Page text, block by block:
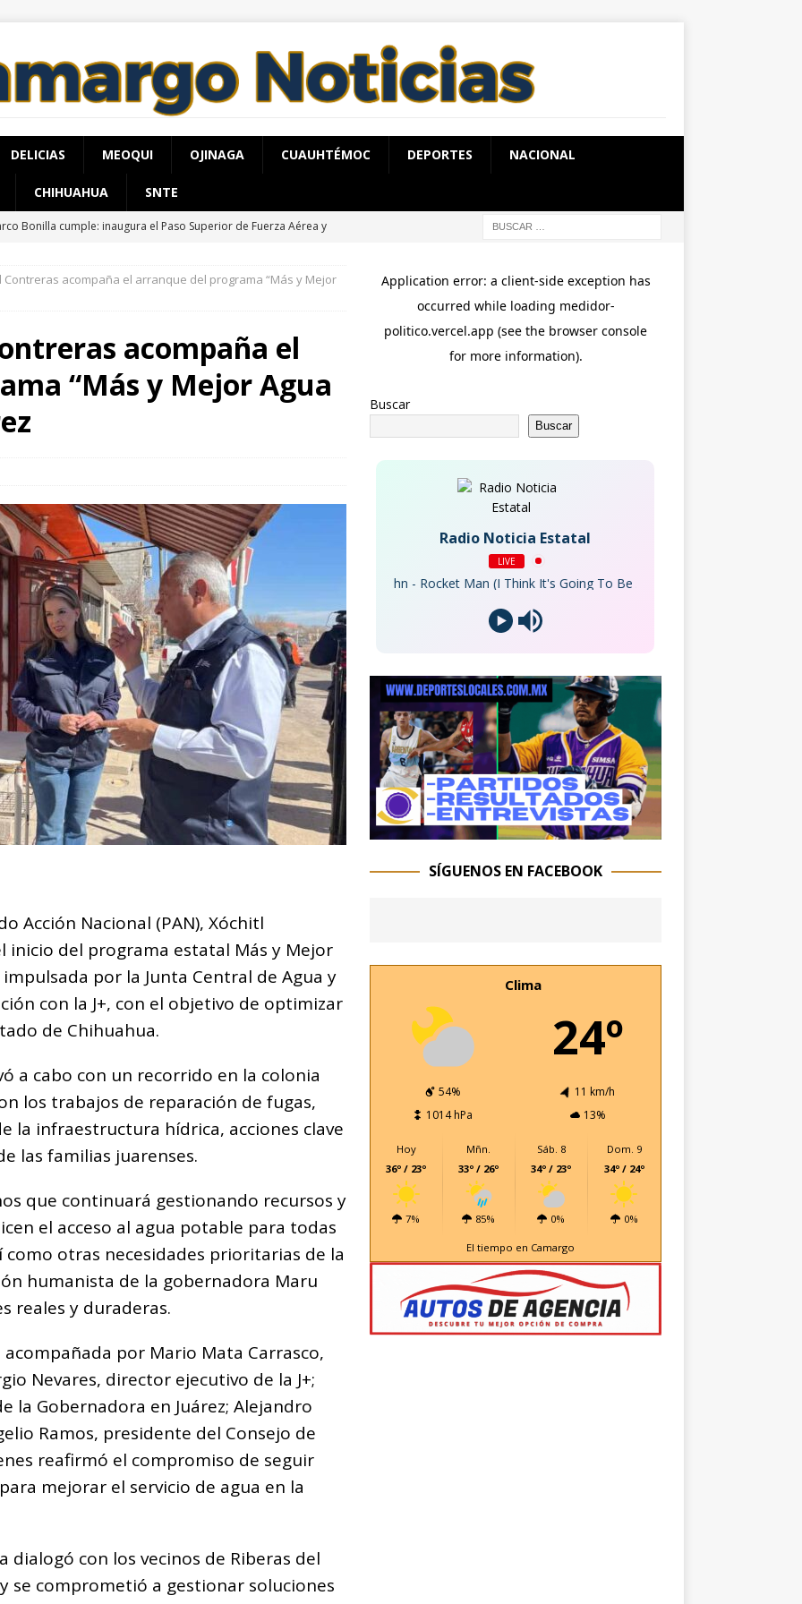
DELICIAS MEOQUI OJINAGA CUAUHTÉMOC DEPORTES NACIONAL
CHIHUAHUA SNTE
Bonilla cumple: inaugura el Paso Superior de Fuerza Aérea y
jornadas de Jóvenes Unen al Barrio
ESTATAL
mecánica termina en incendio y consume por completo un
de la Juventud
ESTATAL
Contreras acompaña el arranque del programa “Más y Mejor
acompaña el
“Más y Mejor Agua
Acción Nacional (PAN), Xóchitl
inicio del programa estatal Más y Mejor
por la Junta Central de Agua y
con la J+, con el objetivo de optimizar
de Chihuahua.
a cabo con un recorrido en la colonia
los trabajos de reparación de fugas,
la infraestructura hídrica, acciones clave
las familias juarenses.
que continuará gestionando recursos y
el acceso al agua potable para todas
como otras necesidades prioritarias de la
humanista de la gobernadora Maru
reales y duraderas.
por Mario Mata Carrasco,
Nevares, director ejecutivo de la J+;
la Gobernadora en Juárez; Alejandro
Ramos, presidente del Consejo de
reafirmó el compromiso de seguir
mejorar el servicio de agua en la
con los vecinos de Riberas del
se comprometió a gestionar soluciones
Buscar
Buscar
Radio Noticia Estatal
LIVE
Elton John - Rocket Man (I Think It's Going To Be A Long, Long Time)
SÍGUENOS EN FACEBOOK
Clima
24º
54%
11 km/h
1014 hPa
13%
Hoy
36º / 23º
7%
Mñn.
33º / 26º
85%
Sáb. 8
34º / 23º
0%
Dom. 9
34º / 24º
0%
El tiempo en Camargo